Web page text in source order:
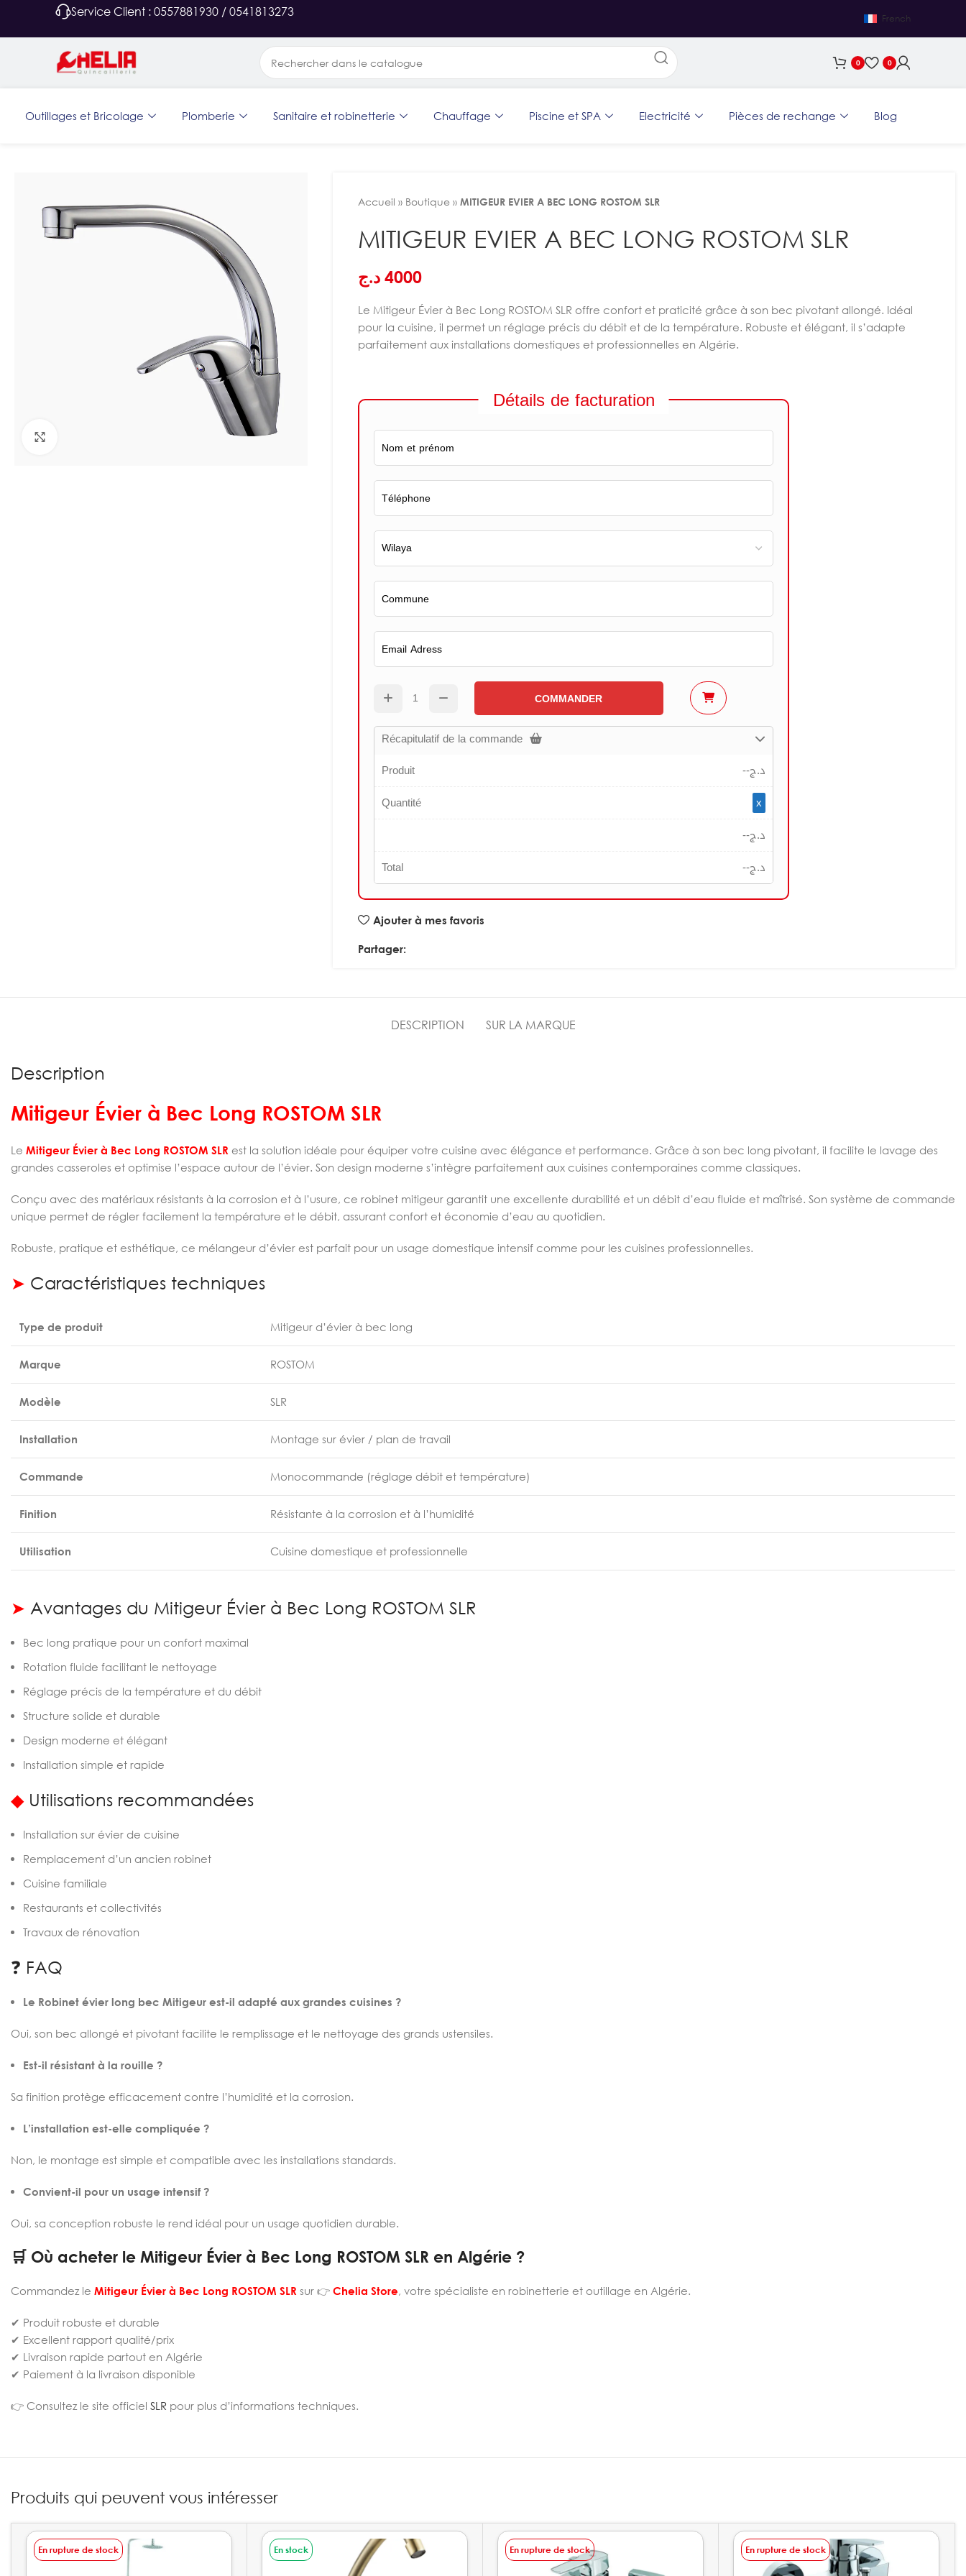
Service Client : 0557881930 / 0541813273 French
0 0
Outillages et Bricolage Plomberie Sanitaire et robinetterie Chauffage Piscine et SPA Electricité Pièces de rechange Blog
Accueil » Boutique » MITIGEUR EVIER A BEC LONG ROSTOM SLR
MITIGEUR EVIER A BEC LONG ROSTOM SLR
4000 د.ج
Le Mitigeur Évier à Bec Long ROSTOM SLR offre confort et praticité grâce à son bec pivotant allongé. Idéal
pour la cuisine, il permet un réglage précis du débit et de la température. Robuste et élégant, il s’adapte
parfaitement aux installations domestiques et professionnelles en Algérie.
Détails de facturation
COMMANDER
Récapitulatif de la commande
Produit
--د.ج
Quantité
x
--د.ج
Total
--د.ج
Ajouter à mes favoris
Partager:
DESCRIPTION SUR LA MARQUE
Description
Mitigeur Évier à Bec Long ROSTOM SLR
Le Mitigeur Évier à Bec Long ROSTOM SLR est la solution idéale pour équiper votre cuisine avec élégance et performance. Grâce à son bec long pivotant, il facilite le lavage des
grandes casseroles et optimise l’espace autour de l’évier. Son design moderne s’intègre parfaitement aux cuisines contemporaines comme classiques.
Conçu avec des matériaux résistants à la corrosion et à l’usure, ce robinet mitigeur garantit une excellente durabilité et un débit d’eau fluide et maîtrisé. Son système de commande
unique permet de régler facilement la température et le débit, assurant confort et économie d’eau au quotidien.
Robuste, pratique et esthétique, ce mélangeur d’évier est parfait pour un usage domestique intensif comme pour les cuisines professionnelles.
➤ Caractéristiques techniques
Type de produit Mitigeur d’évier à bec long
Marque ROSTOM
Modèle SLR
Installation Montage sur évier / plan de travail
Commande Monocommande (réglage débit et température)
Finition Résistante à la corrosion et à l’humidité
Utilisation Cuisine domestique et professionnelle
➤ Avantages du Mitigeur Évier à Bec Long ROSTOM SLR
Bec long pratique pour un confort maximal
Rotation fluide facilitant le nettoyage
Réglage précis de la température et du débit
Structure solide et durable
Design moderne et élégant
Installation simple et rapide
◆Utilisations recommandées
Installation sur évier de cuisine
Remplacement d’un ancien robinet
Cuisine familiale
Restaurants et collectivités
Travaux de rénovation
❓ FAQ
Le Robinet évier long bec Mitigeur est-il adapté aux grandes cuisines ?
Oui, son bec allongé et pivotant facilite le remplissage et le nettoyage des grands ustensiles.
Est-il résistant à la rouille ?
Sa finition protège efficacement contre l’humidité et la corrosion.
L’installation est-elle compliquée ?
Non, le montage est simple et compatible avec les installations standards.
Convient-il pour un usage intensif ?
Oui, sa conception robuste le rend idéal pour un usage quotidien durable.
🛒 Où acheter le Mitigeur Évier à Bec Long ROSTOM SLR en Algérie ?
Commandez le Mitigeur Évier à Bec Long ROSTOM SLR sur 👉 Chelia Store, votre spécialiste en robinetterie et outillage en Algérie.
✔ Produit robuste et durable
✔ Excellent rapport qualité/prix
✔ Livraison rapide partout en Algérie
✔ Paiement à la livraison disponible
👉 Consultez le site officiel SLR pour plus d’informations techniques.
Produits qui peuvent vous intéresser
En rupture de stock En stock En rupture de stock En rupture de stock